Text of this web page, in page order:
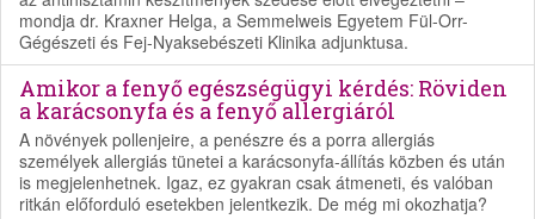
mondja dr. Kraxner Helga, a Semmelweis Egyetem Fül-Orr-
Gégészeti és Fej-Nyaksebészeti Klinika adjunktusa.
Amikor a fenyő egészségügyi kérdés: Röviden
a karácsonyfa és a fenyő allergiáról
A növények pollenjeire, a penészre és a porra allergiás
személyek allergiás tünetei a karácsonyfa-állítás közben és után
is megjelenhetnek. Igaz, ez gyakran csak átmeneti, és valóban
ritkán előforduló esetekben jelentkezik. De még mi okozhatja?